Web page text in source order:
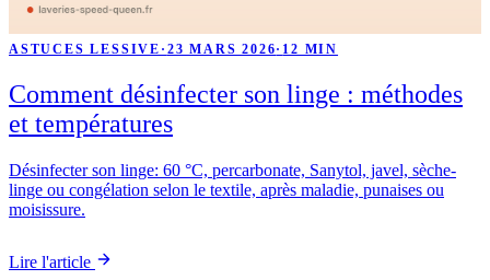
ASTUCES LESSIVE · 23 MARS 2026· 12 MIN
Comment désinfecter son linge : méthodes
et températures
Désinfecter son linge: 60 °C, percarbonate, Sanytol, javel, sèche-
linge ou congélation selon le textile, après maladie, punaises ou
moisissure.
Lire l'article